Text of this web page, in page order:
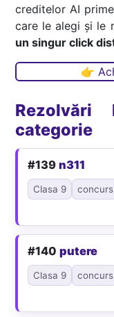
creditelor AI
care le alegi și le
un singur click
👉
Rezolvări
categorie
#139n311
Clasa 9 concurs
#140putere
Clasa 9 concurs